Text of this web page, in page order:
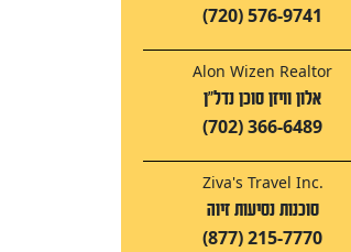
(720) 576-9741
Alon Wizen Realtor
אלון וויזן סוכן נדל"ן
(702) 366-6489
Ziva's Travel Inc.
סוכנות נסיעות זיוה
(877) 215-7770